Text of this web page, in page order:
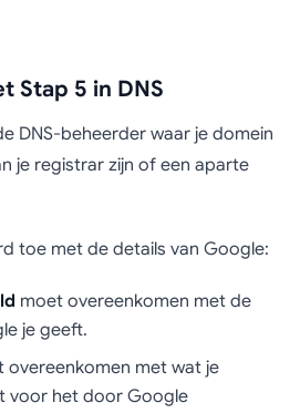
Stap 5 in DNS
DNS-beheerder waar je domein
je registrar zijn of een aparte
toe met de details van Google:
moet overeenkomen met de
je geeft.
overeenkomen met wat je
voor het door Google